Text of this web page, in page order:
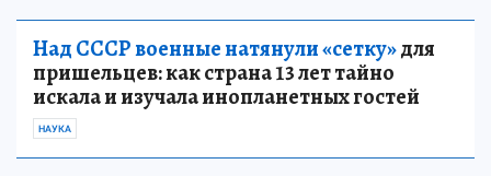
Над СССР военные натянули «сетку»для
пришельцев: как страна 13 лет тайно
искала и изучала инопланетных гостей
НАУКА